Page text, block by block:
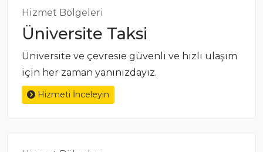
Hizmet Bölgeleri
Üniversite Taksi
Üniversite ve çevresie güvenli ve hızlı ulaşım
için her zaman yanınızdayız.
Hizmeti İnceleyin